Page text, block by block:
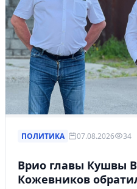
ПОЛИТИКА 07.08.2026 34
Врио главы Кушвы
Кожевников